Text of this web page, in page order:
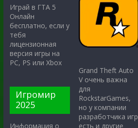
Играй в ГТА 5
Онлайн
бесплатно, если у
тебя
лицензионная
версия игры на
PC, PS или Xbox
Игромир
2025
Информация о
Grand Theft Auto
V очень важна
для
RockstarGames,
но у компании
разработчика игр
есть и другие